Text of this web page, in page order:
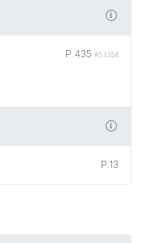
P.435 #53354
P.13